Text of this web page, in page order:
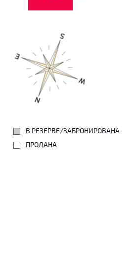
В РЕЗЕРВЕ/ЗАБРОНИРОВАНА
ПРОДАНА